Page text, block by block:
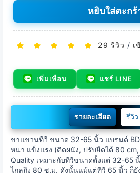
หยิบใส่ตะกร้
29 รีวิว / เ
เพิ่มเพื่อน แชร์ LINE
รายละเอียด รีวิ
ขาแขวนทีวี ขนาด 32-65 นิ้ว แบรนด์
หนา แข็งแรง (ติดผนัง, ปรับยืดได้ 80 cm,
Quality เหมาะกับทีวีขนาดตั้งแต่ 32-65
ไกลถึง 80 ซ.ม. ดังนั้นแม้แต่ทีวี 65 นิ้ว ก็ยั